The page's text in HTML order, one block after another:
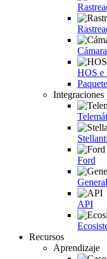
HOS e
Integraciones
Ford
API
Recursos
Aprendizaje